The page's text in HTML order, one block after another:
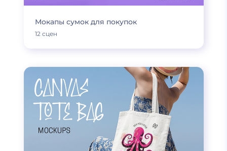
Мокапы сумок для покупок
12 сцен